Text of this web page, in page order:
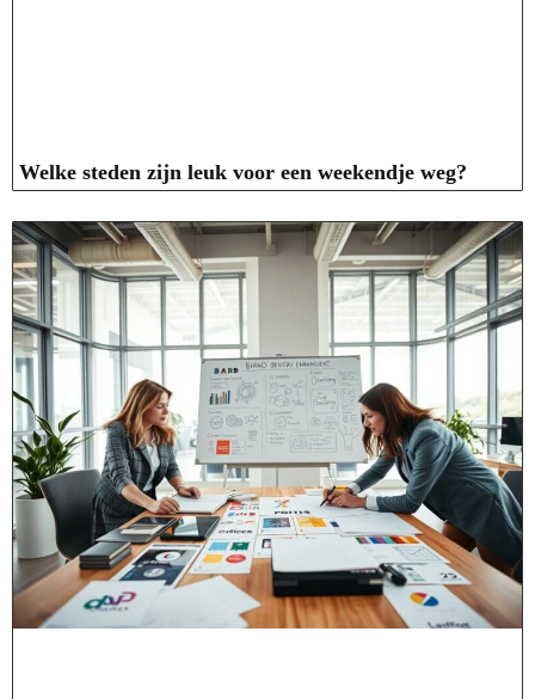
Welke steden zijn leuk voor een weekendje weg?